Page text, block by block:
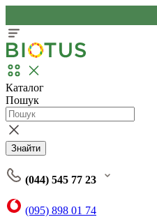
Каталог
Пошук
Знайти
(044) 545 77 23
(095) 898 01 74